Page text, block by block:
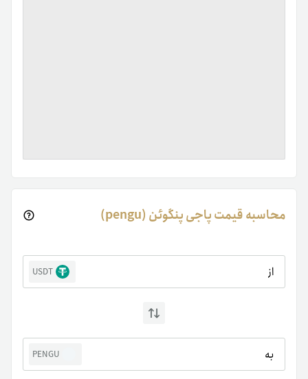
محاسبه قیمت پاجی پنگوئن (pengu)
از USDT
به PENGU